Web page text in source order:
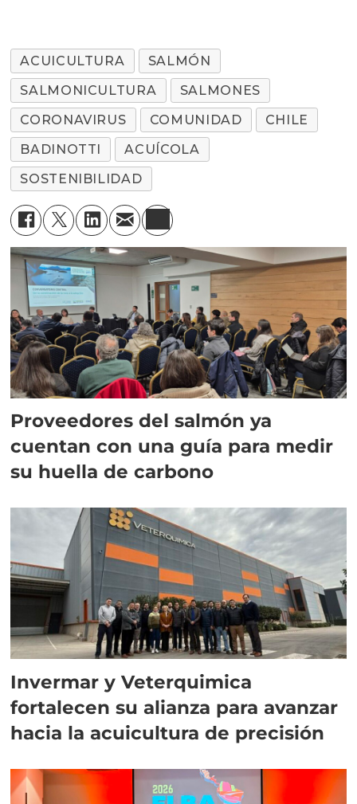
ACUICULTURA
SALMÓN
SALMONICULTURA
SALMONES
CORONAVIRUS
COMUNIDAD
CHILE
BADINOTTI
ACUÍCOLA
SOSTENIBILIDAD
Proveedores del salmón ya
cuentan con una guía para medir
su huella de carbono
Invermar y Veterquimica
fortalecen su alianza para avanzar
hacia la acuicultura de precisión